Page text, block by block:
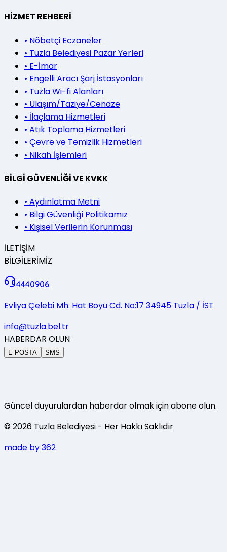
HİZMET REHBERİ
• Nöbetçi Eczaneler
• Tuzla Belediyesi Pazar Yerleri
• E-İmar
• Engelli Aracı Şarj İstasyonları
• Tuzla Wi-fi Alanları
• Ulaşım/Taziye/Cenaze
• İlaçlama Hizmetleri
• Atık Toplama Hizmetleri
• Çevre ve Temizlik Hizmetleri
• Nikah İşlemleri
BİLGİ GÜVENLİĞİ VE KVKK
• Aydınlatma Metni
• Bilgi Güvenliği Politikamız
• Kişisel Verilerin Korunması
İLETİŞİM
BİLGİLERİMİZ
4440906
Evliya Çelebi Mh. Hat Boyu Cd. No:17 34945 Tuzla / İST
info@tuzla.bel.tr
HABERDAR OLUN
E-POSTA SMS
Güncel duyurulardan haberdar olmak için abone olun.
©2026 Tuzla Belediyesi - Her Hakkı Saklıdır
made by 362